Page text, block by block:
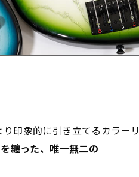
印象的に引き立てるカラーリ
纏った、唯一無二の